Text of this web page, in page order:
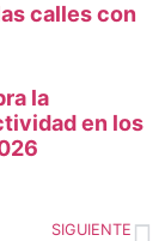
calles con
la
en los
SIGUIENTE